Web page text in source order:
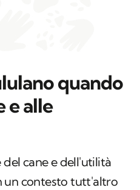
quando
e alle
cane e dell'utilità
un contesto tutt'altro